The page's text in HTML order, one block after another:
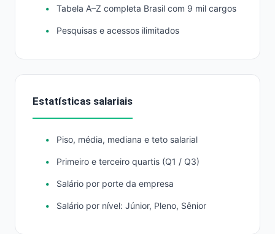
Tabela A–Z completa Brasil com 9 mil cargos
Pesquisas e acessos ilimitados
Estatísticas salariais
Piso, média, mediana e teto salarial
Primeiro e terceiro quartis (Q1 / Q3)
Salário por porte da empresa
Salário por nível: Júnior, Pleno, Sênior